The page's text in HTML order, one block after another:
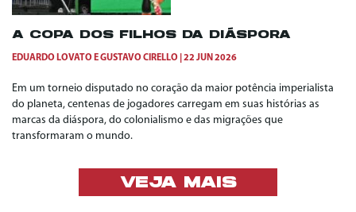
A COPA DOS FILHOS DA DIÁSPORA
EDUARDO LOVATO EGUSTAVO CIRELLO 22 JUN 2026
Em um torneio disputado no coração da maior potência imperialista
do planeta, centenas de jogadores carregam em suas histórias as
marcas da diáspora, do colonialismo e das migrações que
transformaram o mundo.
VEJA MAIS